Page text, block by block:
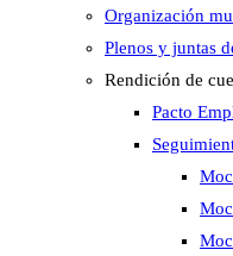
Organización
Plenos y juntas
Rendición de
Pacto